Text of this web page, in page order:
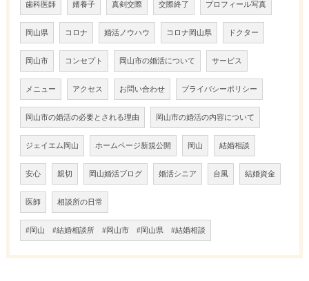
歯科医師 婿養子 真剣交際 交際終了 プロフィール写真
岡山県 コロナ 婚活ノウハウ コロナ岡山県 ドクター
岡山市 コンセプト 岡山市の婚活について サービス
メニュー アクセス お問い合わせ プライバシーポリシー
岡山市の婚活の必要とされる理由 岡山市の婚活の内容について
ジェイエム岡山 ホームページ新規公開 岡山 結婚相談
安心 親切 岡山婚活ブログ 婚活シニア 台風 結婚資金
医師 相談所の日常
#岡山 #結婚相談所 #岡山市 #岡山県 #結婚相談